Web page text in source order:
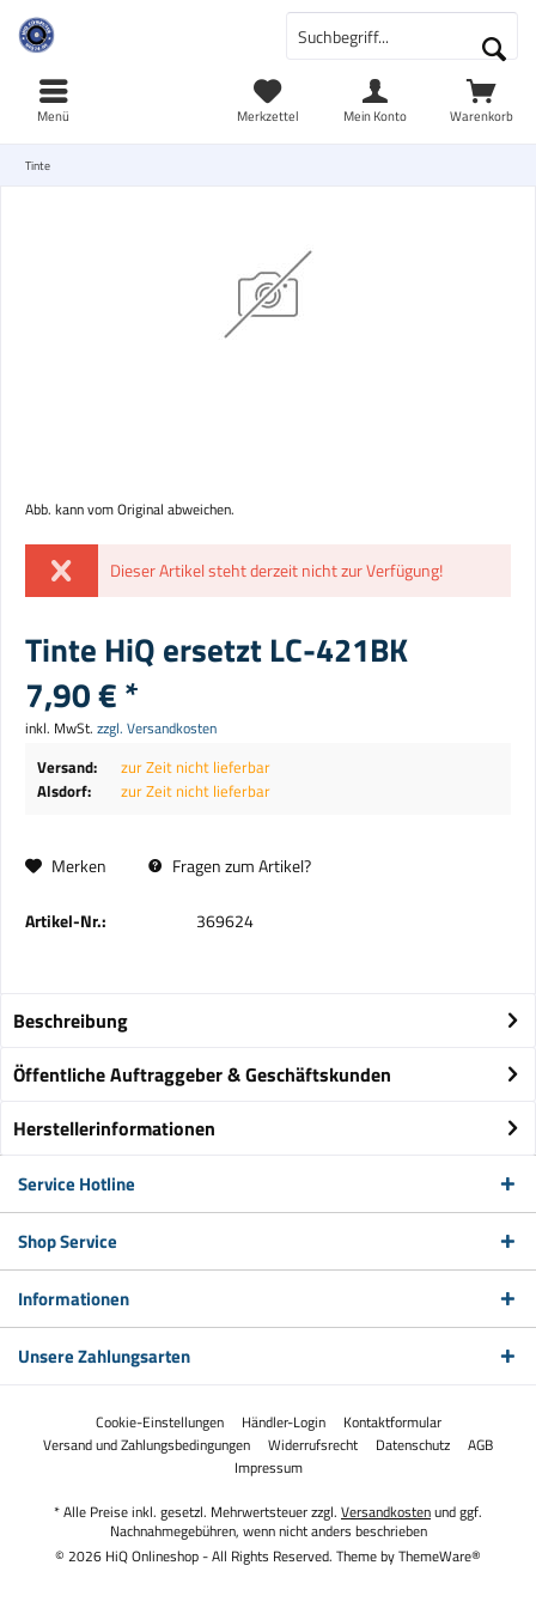
Warenkorb
Merkzettel Mein Konto
Menü
Tinte
Abb. kann vom Original abweichen.
Dieser Artikel steht derzeit nicht zur Verfügung!
Tinte HiQ ersetzt LC-421BK
7,90 € *
inkl. MwSt. zzgl. Versandkosten
Versand:
zur Zeit nicht lieferbar
Alsdorf:
zur Zeit nicht lieferbar
Merken Fragen zum Artikel?
Artikel-Nr.: 369624
Beschreibung
Öffentliche Auftraggeber & Geschäftskunden
Herstellerinformationen
Service Hotline
Shop Service
Informationen
Unsere Zahlungsarten
Cookie-Einstellungen Händler-Login
Kontaktformular
Versand und Zahlungsbedingungen
Widerrufsrecht Datenschutz
AGB
Impressum
* Alle Preise inkl. gesetzl. Mehrwertsteuer zzgl. Versandkostenund ggf.
Nachnahmegebühren, wenn nicht anders beschrieben
© 2026 HiQ Onlineshop - All Rights Reserved. Theme byThemeWare®